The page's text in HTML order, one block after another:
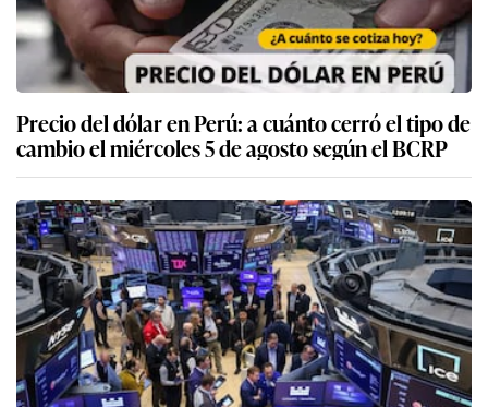
Precio del dólar en Perú: a cuánto cerró el tipo de
cambio el miércoles 5 de agosto según el BCRP